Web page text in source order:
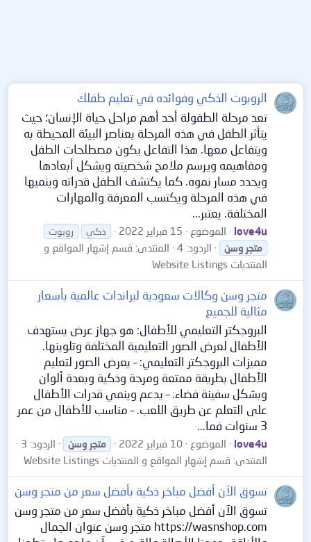
الروبوت الذكي وفوائده في تعليم طفلك
تعد مرحلة الطفولة أحد أهم مراحل حياة الإنسان؛ حيث
يتأثر الطفل في هذه المرحلة بعناصر البيئة المحيطة به
ويتفاعل معها. هذا التفاعل يكون مصطلحات الطفل
ومفاهيمه ويرسم ملامح شخصيته ويشكل أبعادها
ويحدد مسار نموه. كما يكتشف الطفل قدراته وينميها
في هذه المرحلة ويكتسب المعرفة والمهارات
المختلفة. يعتبر...
love4u الموضوع 15 فبراير 2022 ذكي
روبوت
متجر وسن الردود: 4 المنتدى: قسم إشهار المواقع و
المنتديات Website Listings
متجر وسن وكالات سعودية لبراندات عالمية بأسعار
مثالية للجميع
البروجكتر التعليمي للأطفال: هو جهاز عرض يستهدف
الأطفال لعرض الصور التعليمية المختلفة وتلوينها.
مميزات البروجكتر التعليمي: – يعرض الصور لتعليم
الأطفال بطريقة ممتعة ومرحة وذكية وبعدة ألوان
وبشكل سفينة فضاء. – يدعم وينمي قدرات الأطفال
على التعلم عن طريق اللعب. – مناسب للأطفال من عمر
3 سنوات فما...
love4u الموضوع 10 فبراير 2022 متجر وسن
الردود: 3
المنتدى: قسم إشهار المواقع و المنتديات Website Listings
تسوق الآن أفضل مباخر ذكية بأفضل سعر من متجر وسن
تسوق الآن أفضل مباخر ذكية بأفضل سعر من متجر وسن
https://wasnshop.com متجر وسن عنوان الجمال